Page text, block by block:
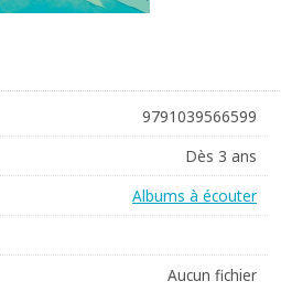
9791039566599
Dès 3 ans
Albums à écouter
Aucun fichier